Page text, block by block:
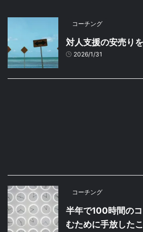
コーチング
対人支援の安売り
2026/1/31
コーチング
半年で100時間の
むために手放した